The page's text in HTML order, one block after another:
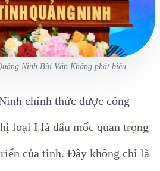
Ninh Bùi Văn Khắng phát biểu.
chính thức được công
loại I là dấu mốc quan trọng
của tỉnh. Đây không chỉ là